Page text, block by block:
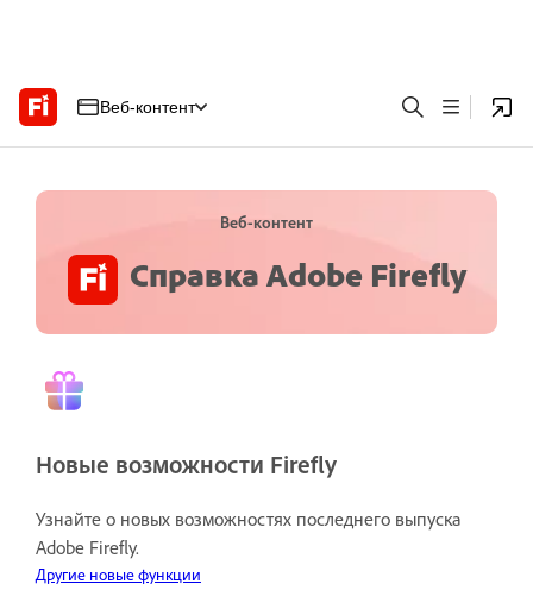
Веб-контент
Веб-контент
Справка Adobe Firefly
Новые возможности Firefly
Узнайте о новых возможностях последнего выпуска
Adobe Firefly.
Другие новые функции